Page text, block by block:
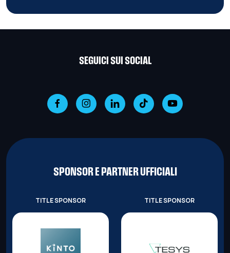
SEGUICI SUI SOCIAL
SPONSOR E PARTNER UFFICIALI
TITLE SPONSOR TITLE SPONSOR